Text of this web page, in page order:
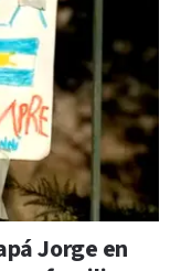
Jorge en